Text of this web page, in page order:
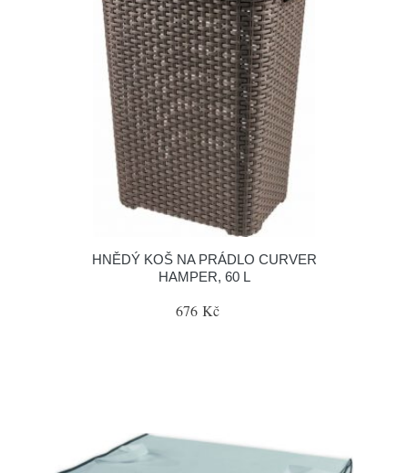
HNĚDÝ KOŠ NA PRÁDLO CURVER
HAMPER, 60 L
676 Kč